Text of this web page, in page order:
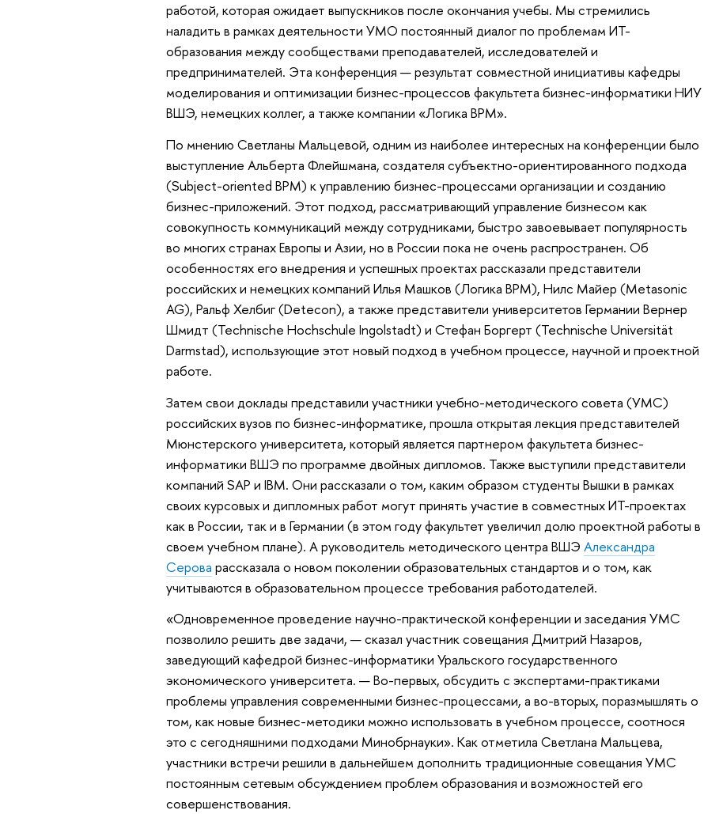
работой, которая ожидает выпускников после окончания учебы. Мы стремились
наладить в рамках деятельности УМО постоянный диалог по проблемам ИТ-
образования между сообществами преподавателей, исследователей и
предпринимателей. Эта конференция — результат совместной инициативы кафедры
моделирования и оптимизации бизнес-процессов факультета бизнес-информатики НИУ
ВШЭ, немецких коллег, а также компании «Логика BPM».
По мнению Светланы Мальцевой, одним из наиболее интересных на конференции было
выступление Альберта Флейшмана, создателя субъектно-ориентированного подхода
(Subject-oriented BPM) к управлению бизнес-процессами организации и созданию
бизнес-приложений. Этот подход, рассматривающий управление бизнесом как
совокупность коммуникаций между сотрудниками, быстро завоевывает популярность
во многих странах Европы и Азии, но в России пока не очень распространен. Об
особенностях его внедрения и успешных проектах рассказали представители
российских и немецких компаний Илья Машков (Логика BPM), Нилс Майер (Metasonic
AG), Ральф Хелбиг (Detecon), а также представители университетов Германии Вернер
Шмидт (Technische Hochschule Ingolstadt) и Стефан Боргерт (Technische Universität
Darmstad), использующие этот новый подход в учебном процессе, научной и проектной
работе.
Затем свои доклады представили участники учебно-методического совета (УМС)
российских вузов по бизнес-информатике, прошла открытая лекция представителей
Мюнстерского университета, который является партнером факультета бизнес-
информатики ВШЭ по программе двойных дипломов. Также выступили представители
компаний SAP и IBM. Они рассказали о том, каким образом студенты Вышки в рамках
своих курсовых и дипломных работ могут принять участие в совместных ИТ-проектах
как в России, так и в Германии (в этом году факультет увеличил долю проектной работы в
своем учебном плане). А руководитель методического центра ВШЭ Александра
Серова рассказала о новом поколении образовательных стандартов и о том, как
учитываются в образовательном процессе требования работодателей.
«Одновременное проведение научно-практической конференции и заседания УМС
позволило решить две задачи, — сказал участник совещания Дмитрий Назаров,
заведующий кафедрой бизнес-информатики Уральского государственного
экономического университета. — Во-первых, обсудить с экспертами-практиками
проблемы управления современными бизнес-процессами, а во-вторых, поразмышлять о
том, как новые бизнес-методики можно использовать в учебном процессе, соотнося
это с сегодняшними подходами Минобрнауки». Как отметила Светлана Мальцева,
участники встречи решили в дальнейшем дополнить традиционные совещания УМС
постоянным сетевым обсуждением проблем образования и возможностей его
совершенствования.